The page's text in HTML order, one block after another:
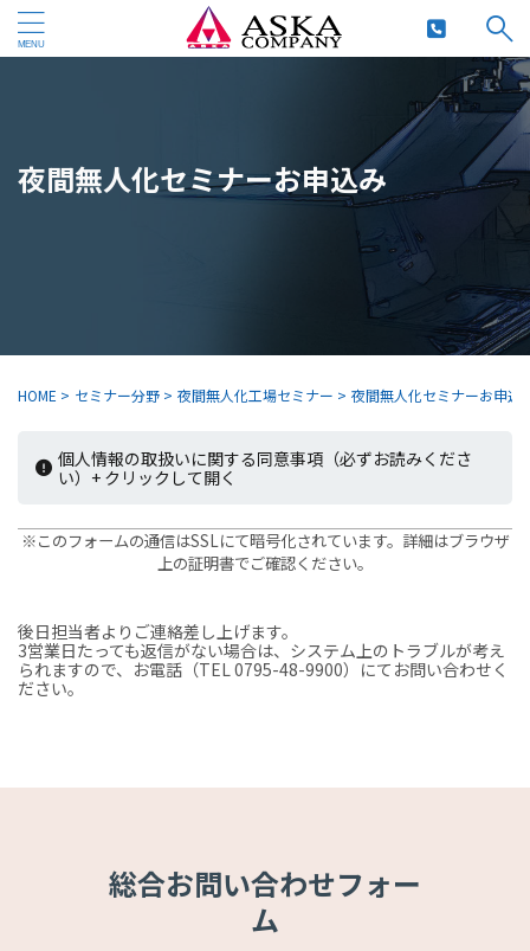
夜間無人化セミナーお申込み
HOME > セミナー分野 > 夜間無人化工場セミナー > 夜間無人化セミナーお申込
個人情報の取扱いに関する同意事項（必ずお読みくださ
い）+ クリックして開く
後日担当者よりご連絡差し上げます。
3営業日たっても返信がない場合は、システム上のトラブルが考え
られますので、お電話（TEL 0795-48-9900）にてお問い合わせく
ださい。
総合お問い合わせフォー
ム